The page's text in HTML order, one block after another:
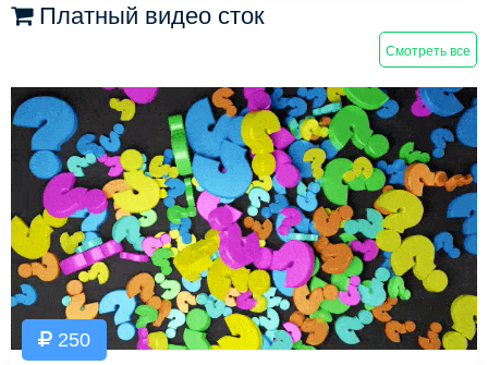
Платный видео сток
Смотреть все
250